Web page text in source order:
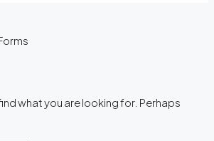
what you are looking for. Perhaps